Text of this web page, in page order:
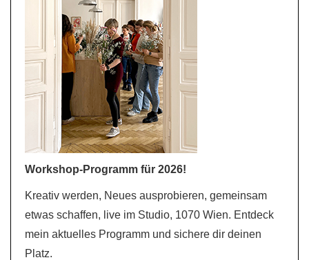
Workshop-Programm für 2026!
Kreativ werden, Neues ausprobieren, gemeinsam
etwas schaffen, live im Studio, 1070 Wien. Entdeck
mein aktuelles Programm und sichere dir deinen
Platz.